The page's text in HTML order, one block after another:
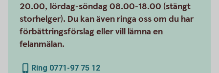
20.00, lördag-söndag 08.00-18.00 (stängt
storhelger). Du kan även ringa oss om du har
förbättringsförslag eller vill lämna en
felanmälan.
Ring 0771-97 75 12